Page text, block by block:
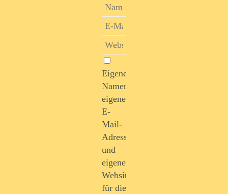
Eigenen
Namen,
eigene
E-
Mail-
Adresse
und
eigene
Website
für die